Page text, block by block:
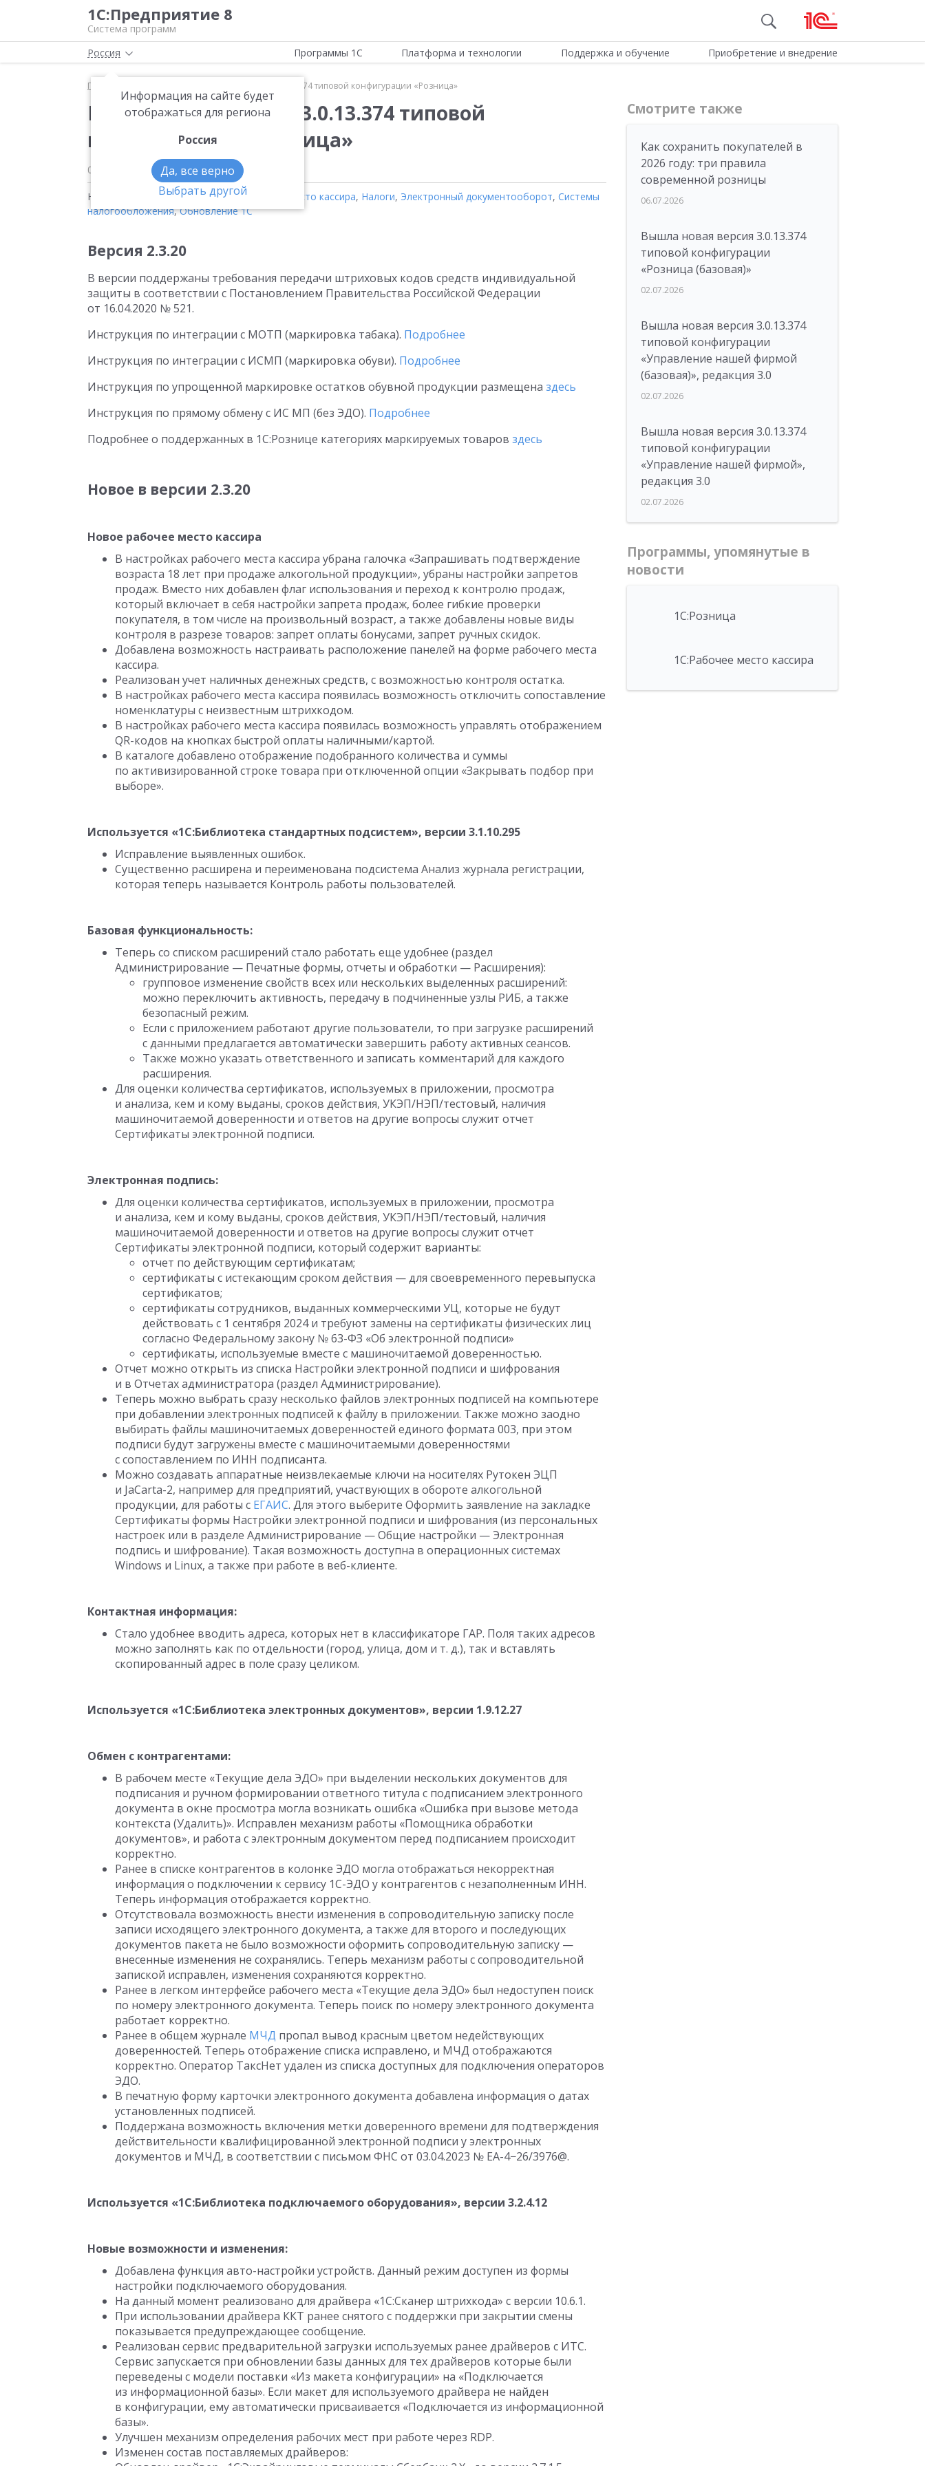
1С:Предприятие 8
Система программ
Россия
Информация на сайте будет
отображаться для региона
Россия
Да, все верно
Выбрать другой
Программы 1С Платформа и технологии Поддержка и обучение Приобретение и внедрение
Главная Вышла новая версия 3.0.13.374 типовой конфигурации «Розница»
Вышла новая версия 3.0.13.374 типовой
конфигурации «Розница»
02.07.2026
Новости на тему:1С:Розница, 1С:Рабочее место кассира, Налоги, Электронный документооборот, Системы
налогообложения,Обновление 1С
Версия 2.3.20
В версии поддержаны требования передачи штриховых кодов средств индивидуальной
защиты в соответствии с Постановлением Правительства Российской Федерации
от 16.04.2020 № 521.
Инструкция по интеграции с МОТП (маркировка табака). Подробнее
Инструкция по интеграции с ИСМП (маркировка обуви). Подробнее
Инструкция по упрощенной маркировке остатков обувной продукции размещена здесь
Инструкция по прямому обмену с ИС МП (без ЭДО). Подробнее
Подробнее о поддержанных в 1С:Рознице категориях маркируемых товаров здесь
Новое в версии 2.3.20
Новое рабочее место кассира
В настройках рабочего места кассира убрана галочка «Запрашивать подтверждение
возраста 18 лет при продаже алкогольной продукции», убраны настройки запретов
продаж. Вместо них добавлен флаг использования и переход к контролю продаж,
который включает в себя настройки запрета продаж, более гибкие проверки
покупателя, в том числе на произвольный возраст, а также добавлены новые виды
контроля в разрезе товаров: запрет оплаты бонусами, запрет ручных скидок.
Добавлена возможность настраивать расположение панелей на форме рабочего места
кассира.
Реализован учет наличных денежных средств, с возможностью контроля остатка.
В настройках рабочего места кассира появилась возможность отключить сопоставление
номенклатуры с неизвестным штрихкодом.
В настройках рабочего места кассира появилась возможность управлять отображением
QR-кодов на кнопках быстрой оплаты наличными/картой.
В каталоге добавлено отображение подобранного количества и суммы
по активизированной строке товара при отключенной опции «Закрывать подбор при
выборе».
Используется «1С:Библиотека стандартных подсистем», версии 3.1.10.295
Исправление выявленных ошибок.
Существенно расширена и переименована подсистема Анализ журнала регистрации,
которая теперь называется Контроль работы пользователей.
Базовая функциональность:
Теперь со списком расширений стало работать еще удобнее (раздел
Администрирование — Печатные формы, отчеты и обработки — Расширения):
групповое изменение свойств всех или нескольких выделенных расширений:
можно переключить активность, передачу в подчиненные узлы РИБ, а также
безопасный режим.
Если с приложением работают другие пользователи, то при загрузке расширений
с данными предлагается автоматически завершить работу активных сеансов.
Также можно указать ответственного и записать комментарий для каждого
расширения.
Для оценки количества сертификатов, используемых в приложении, просмотра
и анализа, кем и кому выданы, сроков действия, УКЭП/НЭП/тестовый, наличия
машиночитаемой доверенности и ответов на другие вопросы служит отчет
Сертификаты электронной подписи.
Электронная подпись:
Для оценки количества сертификатов, используемых в приложении, просмотра
и анализа, кем и кому выданы, сроков действия, УКЭП/НЭП/тестовый, наличия
машиночитаемой доверенности и ответов на другие вопросы служит отчет
Сертификаты электронной подписи, который содержит варианты:
отчет по действующим сертификатам;
сертификаты с истекающим сроком действия — для своевременного перевыпуска
сертификатов;
сертификаты сотрудников, выданных коммерческими УЦ, которые не будут
действовать с 1 сентября 2024 и требуют замены на сертификаты физических лиц
согласно Федеральному закону № 63-ФЗ «Об электронной подписи»
сертификаты, используемые вместе с машиночитаемой доверенностью.
Отчет можно открыть из списка Настройки электронной подписи и шифрования
и в Отчетах администратора (раздел Администрирование).
Теперь можно выбрать сразу несколько файлов электронных подписей на компьютере
при добавлении электронных подписей к файлу в приложении. Также можно заодно
выбирать файлы машиночитаемых доверенностей единого формата 003, при этом
подписи будут загружены вместе с машиночитаемыми доверенностями
с сопоставлением по ИНН подписанта.
Можно создавать аппаратные неизвлекаемые ключи на носителях Рутокен ЭЦП
и JaCarta-2, например для предприятий, участвующих в обороте алкогольной
продукции, для работы с ЕГАИС. Для этого выберите Оформить заявление на закладке
Сертификаты формы Настройки электронной подписи и шифрования (из персональных
настроек или в разделе Администрирование — Общие настройки — Электронная
подпись и шифрование). Такая возможность доступна в операционных системах
Windows и Linux, а также при работе в веб-клиенте.
Контактная информация:
Стало удобнее вводить адреса, которых нет в классификаторе ГАР. Поля таких адресов
можно заполнять как по отдельности (город, улица, дом и т. д.), так и вставлять
скопированный адрес в поле сразу целиком.
Используется «1С:Библиотека электронных документов», версии 1.9.12.27
Обмен с контрагентами:
В рабочем месте «Текущие дела ЭДО» при выделении нескольких документов для
подписания и ручном формировании ответного титула с подписанием электронного
документа в окне просмотра могла возникать ошибка «Ошибка при вызове метода
контекста (Удалить)». Исправлен механизм работы «Помощника обработки
документов», и работа с электронным документом перед подписанием происходит
корректно.
Ранее в списке контрагентов в колонке ЭДО могла отображаться некорректная
информация о подключении к сервису 1С-ЭДО у контрагентов с незаполненным ИНН.
Теперь информация отображается корректно.
Отсутствовала возможность внести изменения в сопроводительную записку после
записи исходящего электронного документа, а также для второго и последующих
документов пакета не было возможности оформить сопроводительную записку —
внесенные изменения не сохранялись. Теперь механизм работы с сопроводительной
запиской исправлен, изменения сохраняются корректно.
Ранее в легком интерфейсе рабочего места «Текущие дела ЭДО» был недоступен поиск
по номеру электронного документа. Теперь поиск по номеру электронного документа
работает корректно.
Ранее в общем журнале МЧД пропал вывод красным цветом недействующих
доверенностей. Теперь отображение списка исправлено, и МЧД отображаются
корректно. Оператор ТаксНет удален из списка доступных для подключения операторов
ЭДО.
В печатную форму карточки электронного документа добавлена информация о датах
установленных подписей.
Поддержана возможность включения метки доверенного времени для подтверждения
действительности квалифицированной электронной подписи у электронных
документов и МЧД, в соответствии с письмом ФНС от 03.04.2023 № ЕА-4−26/3976@.
Используется «1C:Библиотека подключаемого оборудования», версии 3.2.4.12
Новые возможности и изменения:
Добавлена функция авто-настройки устройств. Данный режим доступен из формы
настройки подключаемого оборудования.
На данный момент реализовано для драйвера «1С:Сканер штрихкода» с версии 10.6.1.
При использовании драйвера ККТ ранее снятого с поддержки при закрытии смены
показывается предупреждающее сообщение.
Реализован сервис предварительной загрузки используемых ранее драйверов с ИТС.
Сервис запускается при обновлении базы данных для тех драйверов которые были
переведены с модели поставки «Из макета конфигурации» на «Подключается
из информационной базы». Если макет для используемого драйвера не найден
в конфигурации, ему автоматически присваивается «Подключается из информационной
базы».
Улучшен механизм определения рабочих мест при работе через RDP.
Изменен состав поставляемых драйверов:
Смотрите также
Как сохранить покупателей в
2026 году: три правила
современной розницы
06.07.2026
Вышла новая версия 3.0.13.374
типовой конфигурации
«Розница (базовая)»
02.07.2026
Вышла новая версия 3.0.13.374
типовой конфигурации
«Управление нашей фирмой
(базовая)», редакция 3.0
02.07.2026
Вышла новая версия 3.0.13.374
типовой конфигурации
«Управление нашей фирмой»,
редакция 3.0
02.07.2026
Программы, упомянутые в
новости
1С:Розница
1С:Рабочее место кассира